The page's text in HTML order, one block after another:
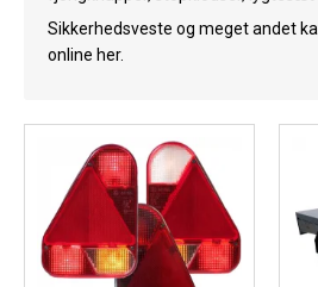
Elartikler
Reservedele
Tilbud
Restsalg
Sikkerhedsveste og meget andet
online her.